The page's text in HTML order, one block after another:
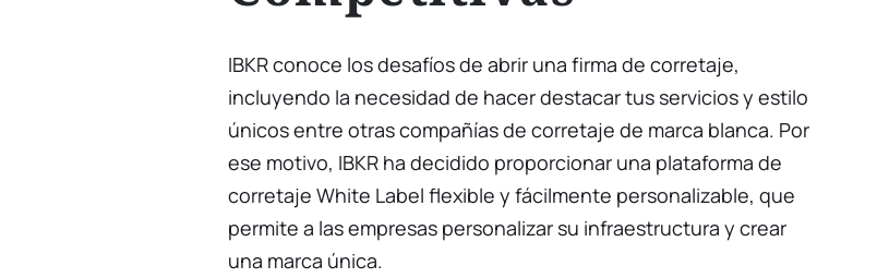
IBKR conoce los desafíos de abrir una firma de corretaje,
incluyendo la necesidad de hacer destacar tus servicios y estilo
únicos entre otras compañías de corretaje de marca blanca. Por
ese motivo, IBKR ha decidido proporcionar una plataforma de
corretaje White Label flexible y fácilmente personalizable, que
permite a las empresas personalizar su infraestructura y crear
una marca única.